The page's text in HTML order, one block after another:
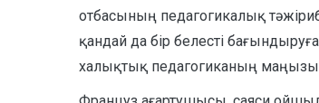
отбасының педагогикалық
қандай да бір белесті
халықтық педагогиканың маңызы